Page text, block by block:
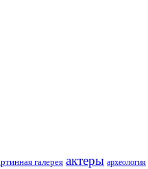
галерея актеры археология